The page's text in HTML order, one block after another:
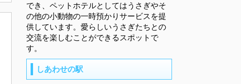
でき、ペットホテルとしてはうさぎやそ
の他の小動物の一時預かりサービスを提
供しています。愛らしいうさぎたちとの
交流を楽しむことができるスポットで
す。
しあわせの駅